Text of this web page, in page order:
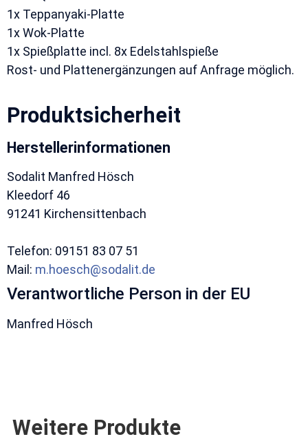
1x Teppanyaki-Platte
1x Wok-Platte
1x Spießplatte incl. 8x Edelstahlspieße
Rost- und Plattenergänzungen auf Anfrage möglich.
Produktsicherheit
Herstellerinformationen
Sodalit Manfred Hösch
Kleedorf 46
91241 Kirchensittenbach
Telefon: 09151 83 07 51
Mail: m.hoesch@sodalit.de
Verantwortliche Person in der EU
Manfred Hösch
Weitere Produkte